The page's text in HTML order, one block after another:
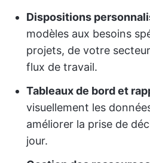
Dispositions
modèles aux besoins
projets, de votre
flux de travail.
Tableaux de bord et
visuellement les
améliorer la prise de
jour.